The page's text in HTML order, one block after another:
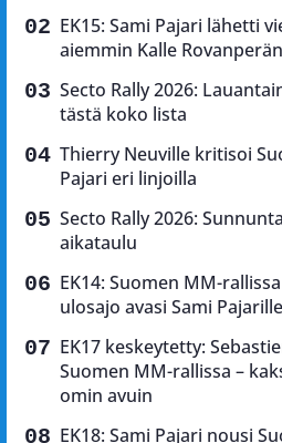
EK15: Sami Pajari lähetti
aiemmin Kalle
Secto Rally 2026:
tästä koko lista
Thierry Neuville kritisoi
Pajari eri linjoilla
Secto Rally 2026:
aikataulu
EK14: Suomen MM-
ulosajo avasi Sami
EK17 keskeytetty:
Suomen MM-rallissa –
omin avuin
EK18: Sami Pajari nousi